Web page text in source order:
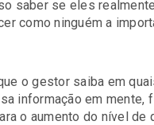
saber se eles
como ninguém a
o gestor saiba em
informação em
o aumento do nível de